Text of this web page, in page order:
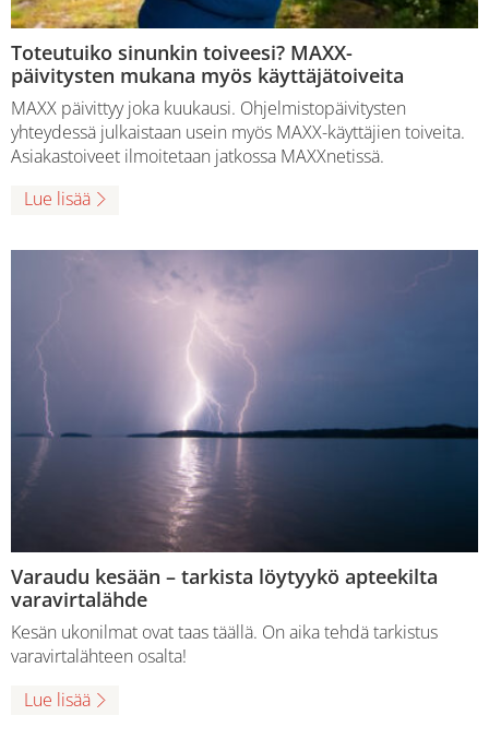
Toteutuiko sinunkin toiveesi? MAXX-
päivitysten mukana myös käyttäjätoiveita
MAXX päivittyy joka kuukausi. Ohjelmistopäivitysten
yhteydessä julkaistaan usein myös MAXX-käyttäjien toiveita.
Asiakastoiveet ilmoitetaan jatkossa MAXXnetissä.
Lue lisää
Varaudu kesään – tarkista löytyykö apteekilta
varavirtalähde
Kesän ukonilmat ovat taas täällä. On aika tehdä tarkistus
varavirtalähteen osalta!
Lue lisää